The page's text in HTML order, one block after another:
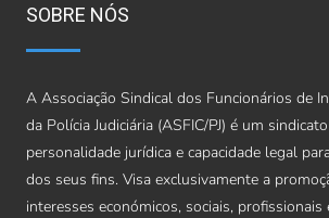
SOBRE NÓS
A Associação Sindical dos Funcionários de
da Polícia Judiciária (ASFIC/PJ) é um
personalidade jurídica e capacidade legal
dos seus fins. Visa exclusivamente a
interesses económicos, sociais,